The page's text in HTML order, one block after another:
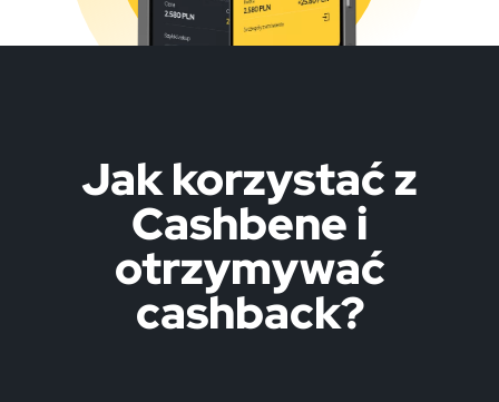
Jak korzystać z
Cashbene i
otrzymywać
cashback?